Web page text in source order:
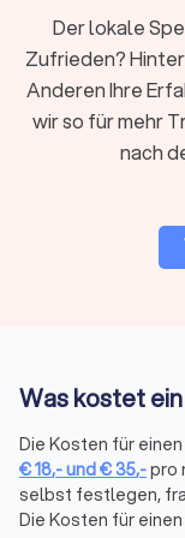
täuschend
und stark
schwimmend
verklebt.
Laminat
schwimmende
Montage ohne
Teppichboden
Schallschutz.
oder verspannt
Auswahl
Der lokale
Zufrieden?
Anderen Ihre
wir so für mehr
nach
Was kostet
Die Kosten für
€18,-und€35,-pro
selbst festlegen,
Die Kosten für